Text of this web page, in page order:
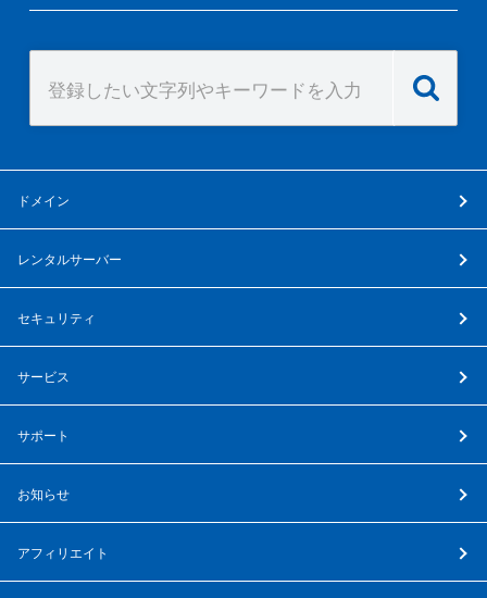
ドメイン
レンタルサーバー
セキュリティ
サービス
サポート
お知らせ
アフィリエイト